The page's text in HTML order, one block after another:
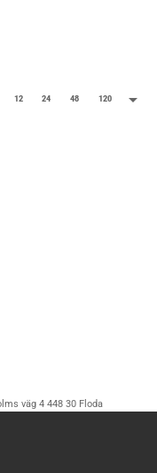
12 24 48 120 
väg 4 448 30 Floda